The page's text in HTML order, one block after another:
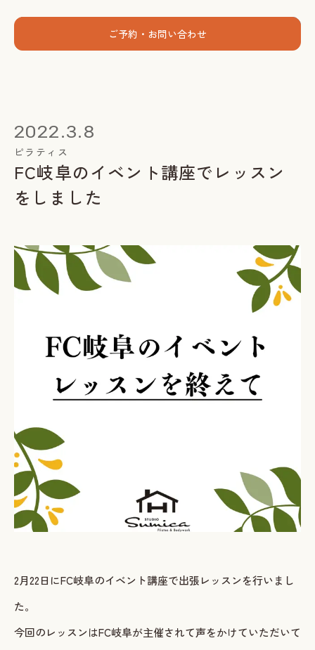
指導者養成講座
お知らせ
ご予約・お問い合わせ
LINEで予約・相談する
ご予約・お問い合わせ
2022.3.8
ピラティス
FC岐阜のイベント講座でレッスン
をしました
2月22日にFC岐阜のイベント講座で出張レッスンを行いまし
た。
今回のレッスンはFC岐阜が主催されて声をかけていただいて